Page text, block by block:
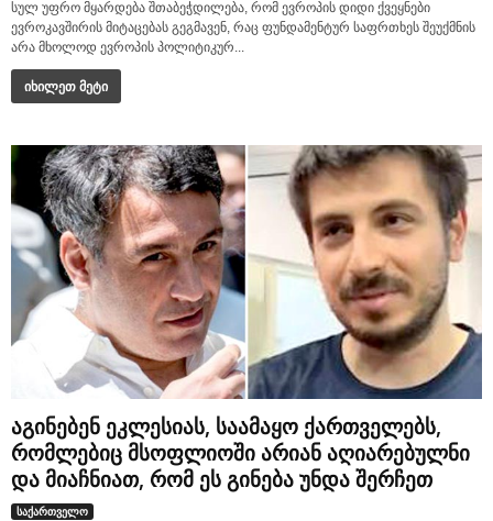
სულ უფრო მყარდება შთაბეჭდილება, რომ ევროპის დიდი ქვეყნები
ევროკავშირის მიტაცებას გეგმავენ, რაც ფუნდამენტურ საფრთხეს შეუქმნის
არა მხოლოდ ევროპის პოლიტიკურ...
იხილეთ მეტი
აგინებენ ეკლესიას, საამაყო ქართველებს,
რომლებიც მსოფლიოში არიან აღიარებულნი
და მიაჩნიათ, რომ ეს გინება უნდა შერჩეთ
საქართველო